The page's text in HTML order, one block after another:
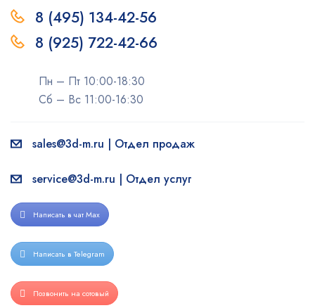
8 (495) 134-42-56
8 (925) 722-42-66
Пн – Пт 10:00-18:30
Сб – Вс 11:00-16:30
sales@3d-m.ru | Отдел продаж
service@3d-m.ru | Отдел услуг
Написать в чат Max
Написать в Telegram
Позвонить на сотовый